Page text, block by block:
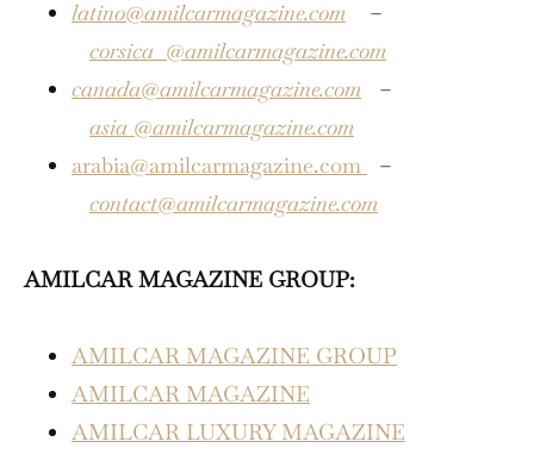
latino@amilcarmagazine.com –
corsica @amilcarmagazine.com
canada@amilcarmagazine.com –
asia @amilcarmagazine.com
arabia@amilcarmagazine.com
–
contact@amilcarmagazine.com
AMILCAR MAGAZINE GROUP:
AMILCAR MAGAZINE GROUP
AMILCAR MAGAZINE
AMILCAR LUXURY MAGAZINE